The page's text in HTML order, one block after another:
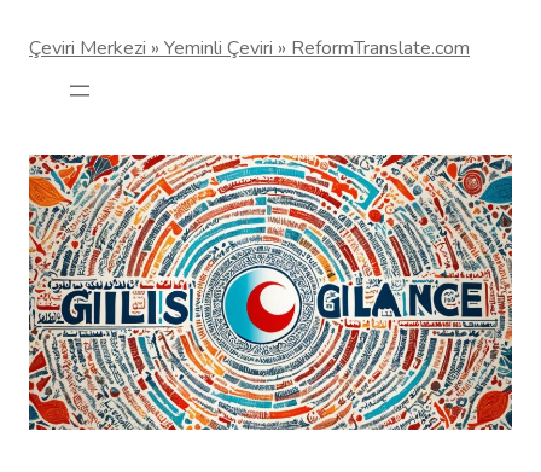
Çeviri Merkezi » Yeminli Çeviri » ReformTranslate.com